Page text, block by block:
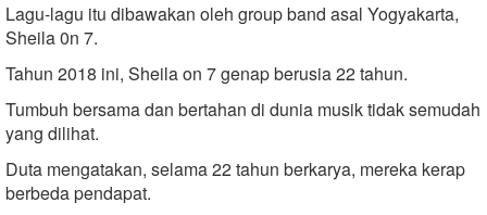
Lagu-lagu itu dibawakan oleh group band asal Yogyakarta,
Sheila 0n 7.
Tahun 2018 ini, Sheila on 7 genap berusia 22 tahun.
Tumbuh bersama dan bertahan di dunia musik tidak semudah
yang dilihat.
Duta mengatakan, selama 22 tahun berkarya, mereka kerap
berbeda pendapat.